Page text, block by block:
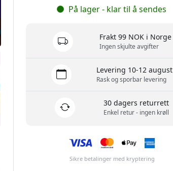
På lager - klar til å sendes
Frakt 99 NOK i Norge
Ingen skjulte avgifter
Levering 10-12 august
Rask og sporbar levering
30 dagers returrett
Enkel retur - ingen krøll
Sikre betalinger med kryptering